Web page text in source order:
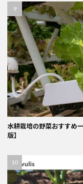
水耕栽培の野菜おすすめ
版】